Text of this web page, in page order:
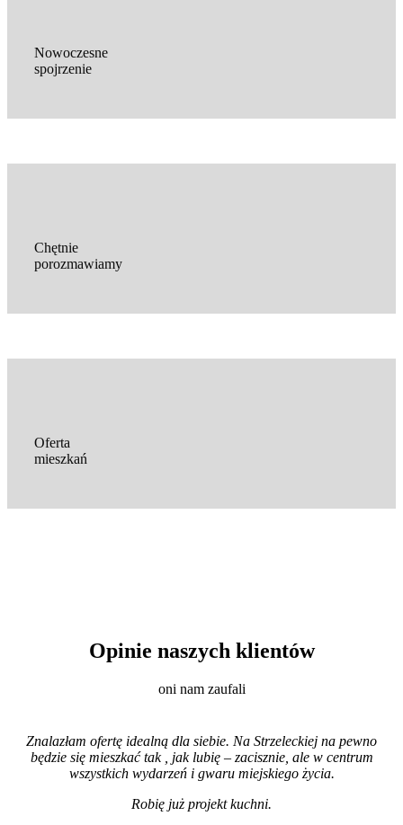
Nowoczesne
spojrzenie
Chętnie
porozmawiamy
Oferta
mieszkań
Opinie naszych klientów
oni nam zaufali
Znalazłam ofertę idealną dla siebie. Na Strzeleckiej na pewno
będzie się mieszkać tak , jak lubię – zacisznie, ale w centrum
wszystkich wydarzeń i gwaru miejskiego życia.
Robię już projekt kuchni.